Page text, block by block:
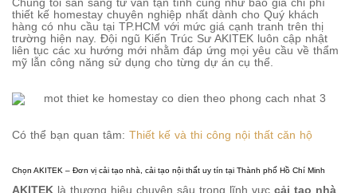
thiết kế homestay chuyên nghiệp nhất dành cho Quý khách
hàng có nhu cầu tại TP.HCM với mức giá cạnh tranh trên thị
trường hiện nay. Đội ngũ Kiến Trúc Sư AKITEK luôn cập nhật
liên tục các xu hướng mới nhằm đáp ứng mọi yêu cầu về thẩm
mỹ lẫn công năng sử dụng cho từng dự án cụ thể.
Có thể bạn quan tâm: Thiết kế và thi công nội thất căn hộ
Chọn AKITEK – Đơn vị cải tạo nhà, cải tạo nội thất uy tín tại Thành phố Hồ Chí Minh
AKITEK là thương hiệu chuyên sâu trong lĩnh vực cải tạo nhà